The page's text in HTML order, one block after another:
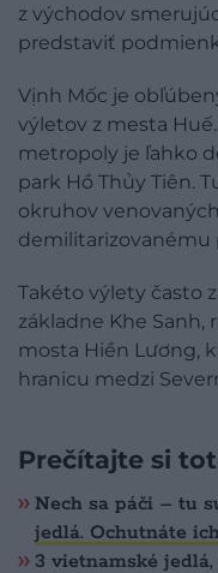
z východov
predstaviť
Vịnh Mốc je
výletov z mesta
metropoly je ľahko
park Hồ Thủy Tiên.
okruhov
demilitarizovanému
Takéto výlety často
základne Khe Sanh,
mosta Hiền Lương,
hranicu medzi
Prečítajte si
Nech sa páči – tu
jedlá. Ochutnáte
3 vietnamské